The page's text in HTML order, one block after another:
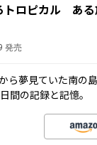
トロピカル あ
発売
ら夢見ていた南の
間の記録と記憶。